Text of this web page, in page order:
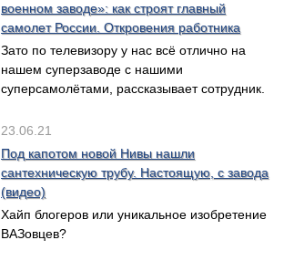
военном заводе»: как строят главный
самолет России. Откровения работника
Зато по телевизору у нас всё отлично на
нашем суперзаводе с нашими
суперсамолётами, рассказывает сотрудник.
23.06.21
Под капотом новой Нивы нашли
сантехническую трубу. Настоящую, с завода
(видео)
Хайп блогеров или уникальное изобретение
ВАЗовцев?